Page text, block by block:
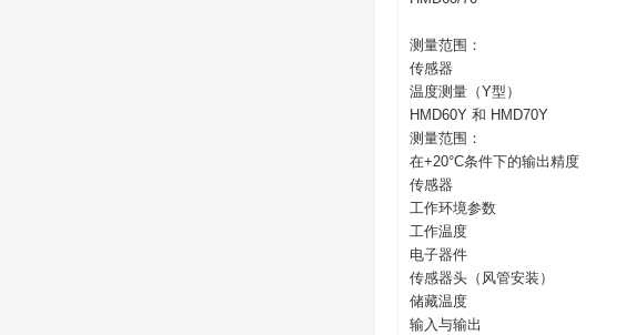
测量范围：
传感器
温度测量（Y型）
HMD60Y 和 HMD70Y
测量范围：
在+20°C条件下的输出精度
传感器
工作环境参数
工作温度
电子器件
传感器头（风管安装）
储藏温度
输入与输出